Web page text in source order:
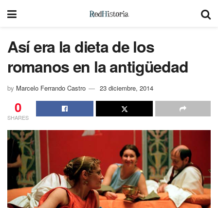
Así era la dieta de los
romanos en la antigüedad
by Marcelo Ferrando Castro 23 diciembre, 2014
0
SHARES